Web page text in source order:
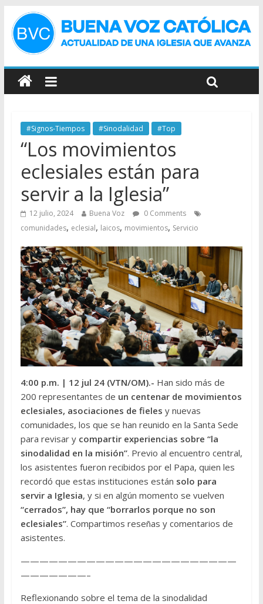
#Signos-Tiempos #Sinodalidad #Top
“Los movimientos
eclesiales están para
servir a la Iglesia”
12 julio, 2024 Buena Voz
0 Comments
comunidades, eclesial, laicos, movimientos, Servicio
4:00 p.m. | 12 jul 24 (VTN/OM).- Han sido más de
200 representantes de un centenar de movimientos
eclesiales, asociaciones de fieles y nuevas
comunidades, los que se han reunido en la Santa Sede
para revisar y compartir experiencias sobre “la
sinodalidad en la misión”. Previo al encuentro central,
los asistentes fueron recibidos por el Papa, quien les
recordó que estas instituciones están solo para
servir a Iglesia, y si en algún momento se vuelven
“cerrados”, hay que “borrarlos porque no son
eclesiales”. Compartimos reseñas y comentarios de
asistentes.
———————————————————————
———————–
Reflexionando sobre el tema de la sinodalidad